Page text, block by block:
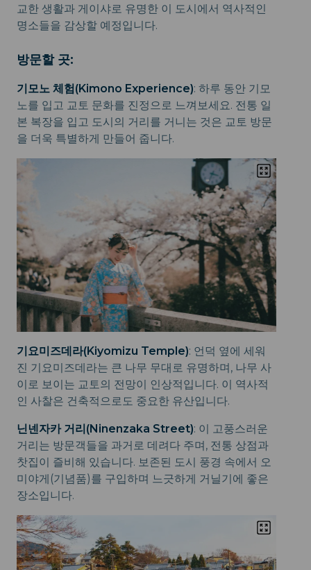
교한 생활과 게이샤로 유명한 이 도시에서 역사적인
명소들을 감상할 예정입니다.
방문할 곳:
기모노 체험(Kimono Experience): 하루 동안 기모
노를 입고 교토 문화를 진정으로 느껴보세요. 전통 일
본 복장을 입고 도시의 거리를 거니는 것은 교토 방문
을 더욱 특별하게 만들어 줍니다.
기요미즈데라(Kiyomizu Temple): 언덕 옆에 세워
진 기요미즈데라는 큰 나무 무대로 유명하며, 나무 사
이로 보이는 교토의 전망이 인상적입니다. 이 역사적
인 사찰은 건축적으로도 중요한 유산입니다.
닌넨자카 거리(Ninenzaka Street): 이 고풍스러운
거리는 방문객들을 과거로 데려다 주며, 전통 상점과
찻집이 즐비해 있습니다. 보존된 도시 풍경 속에서 오
미야게(기념품)를 구입하며 느긋하게 거닐기에 좋은
장소입니다.